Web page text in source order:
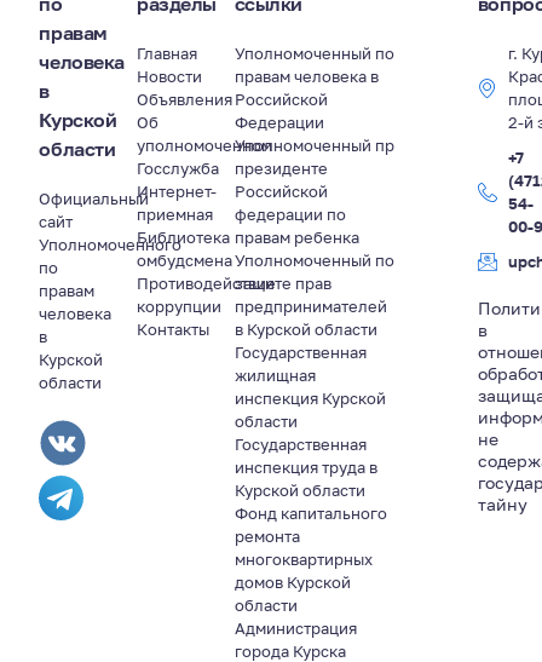
правам
человека
в
Курской
области
Официальный
сайт
Уполномоченного
по
правам
человека
в
Курской
области
Главная
Новости
Объявления
Об
уполномоченном
Госслужба
Интернет-
приемная
Библиотека
омбудсмена
Противодействие
коррупции
Контакты
Уполномоченный по
правам человека в
Российской
Федерации
Уполномоченный пр
президенте
Российской
федерации по
правам ребенка
Уполномоченный по
защите прав
предпринимателей
в Курской области
Государственная
жилищная
инспекция Курской
области
Государственная
инспекция труда в
Курской области
Фонд капитального
ремонта
многоквартирных
домов Курской
области
Администрация
города Курска
г.
2-й
+7
54-
00-
в
не
тайну